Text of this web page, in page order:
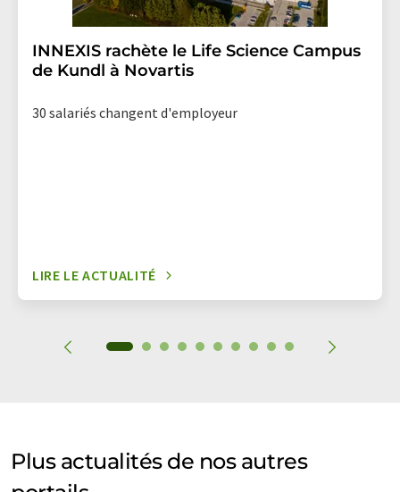
INNEXIS rachète le Life Science Campus
de Kundl à Novartis
30 salariés changent d'employeur
LIRE LE ACTUALITÉ
Plus actualités de nos autres